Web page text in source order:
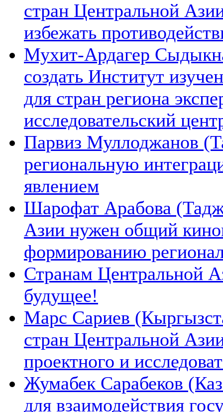
стран Центральной
избежать
Мухит-Ардагер
создать Институт
для стран региона
исследовательский
Парвиз Муллоджанов
региональную
явлением
Шарофат Арабова
Азии нужен общий
формированию
Странам Центральной
будущее!
Марс Сариев
стран Центральной
проектного и
Жумабек Сарабеков
для взаимодействия